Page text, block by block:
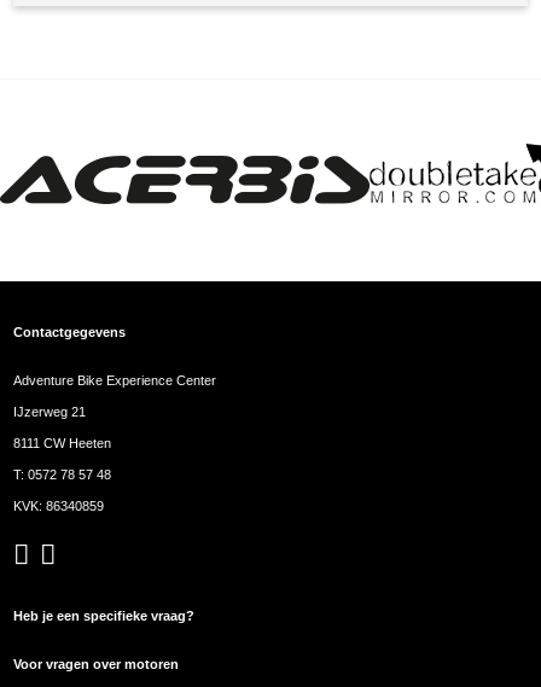
Contactgegevens
Adventure Bike Experience Center
IJzerweg 21
8111 CW Heeten
T:0572 78 57 48
KVK: 86340859
Heb je een specifieke vraag?
Voor vragen over motoren